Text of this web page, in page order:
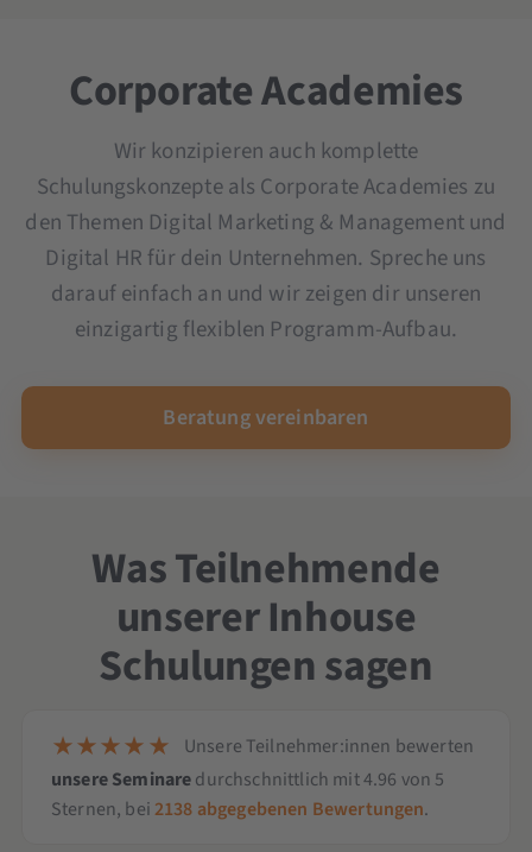
Seminar und Schulung KI im Unternehmen
Corporate Academies
Wir konzipieren auch komplette
Schulungskonzepte als Corporate Academies zu
den Themen Digital Marketing & Management und
Digital HR für dein Unternehmen. Spreche uns
darauf einfach an und wir zeigen dir unseren
einzigartig flexiblen Programm-Aufbau.
Beratung vereinbaren
Was Teilnehmende
unserer Inhouse
Schulungen sagen
Unsere Teilnehmer:innen bewerten
unsere Seminaredurchschnittlich mit4.96 von 5
Sternen, bei2138 abgegebenen Bewertungen.